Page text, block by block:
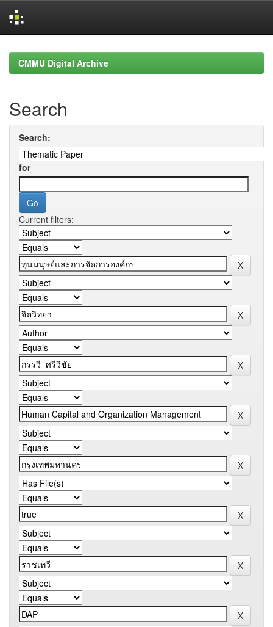
navigationCMMU Digital Archive
Search
Search:
for
Current filters: